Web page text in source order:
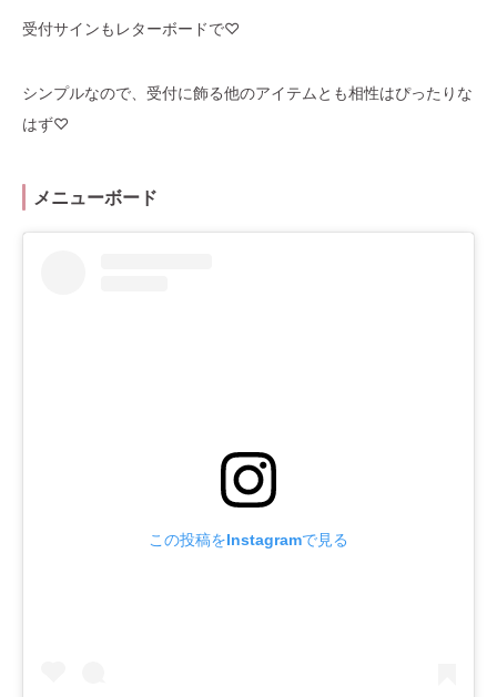
受付サインもレターボードで♡
シンプルなので、受付に飾る他のアイテムとも相性はぴったりな
はず♡
メニューボード
この投稿をInstagramで見る